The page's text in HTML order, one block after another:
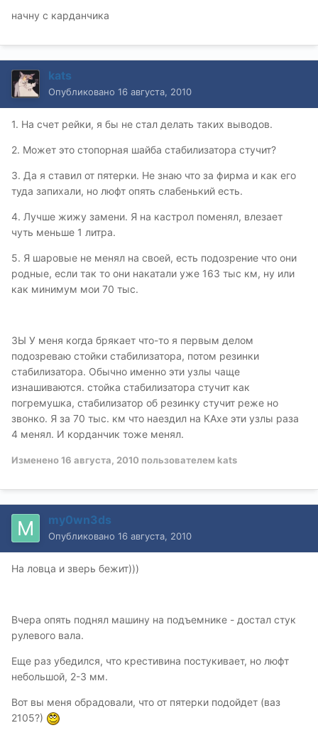
начну с карданчика
kats
Опубликовано 16 августа, 2010
1. На счет рейки, я бы не стал делать таких выводов.
2. Может это стопорная шайба стабилизатора стучит?
3. Да я ставил от пятерки. Не знаю что за фирма и как его
туда запихали, но люфт опять слабенький есть.
4. Лучше жижу замени. Я на кастрол поменял, влезает
чуть меньше 1 литра.
5. Я шаровые не менял на своей, есть подозрение что они
родные, если так то они накатали уже 163 тыс км, ну или
как минимум мои 70 тыс.
ЗЫ У меня когда брякает что-то я первым делом
подозреваю стойки стабилизатора, потом резинки
стабилизатора. Обычно именно эти узлы чаще
изнашиваются. стойка стабилизатора стучит как
погремушка, стабилизатор об резинку стучит реже но
звонко. Я за 70 тыс. км что наездил на КАхе эти узлы раза
4 менял. И корданчик тоже менял.
Изменено16 августа, 2010 пользователем kats
my0wn3ds
Опубликовано 16 августа, 2010
На ловца и зверь бежит)))
Вчера опять поднял машину на подъемнике - достал стук
рулевого вала.
Еще раз убедился, что крестивина постукивает, но люфт
небольшой, 2-3 мм.
Вот вы меня обрадовали, что от пятерки подойдет (ваз
2105?)